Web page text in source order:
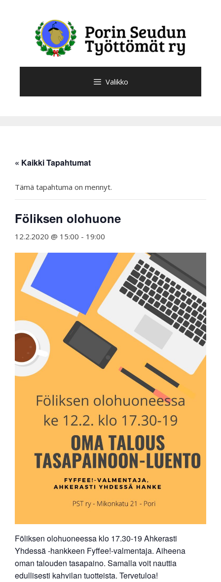
Valikko
« Kaikki Tapahtumat
Tämä tapahtuma on mennyt.
Föliksen olohuone
12.2.2020 @ 15:00 - 19:00
Föliksen olohuoneessa klo 17.30-19 Ahkerasti
Yhdessä -hankkeen Fyffee!-valmentaja. Aiheena
oman talouden tasapaino. Samalla voit nauttia
edullisesti kahvilan tuotteista. Tervetuloa!